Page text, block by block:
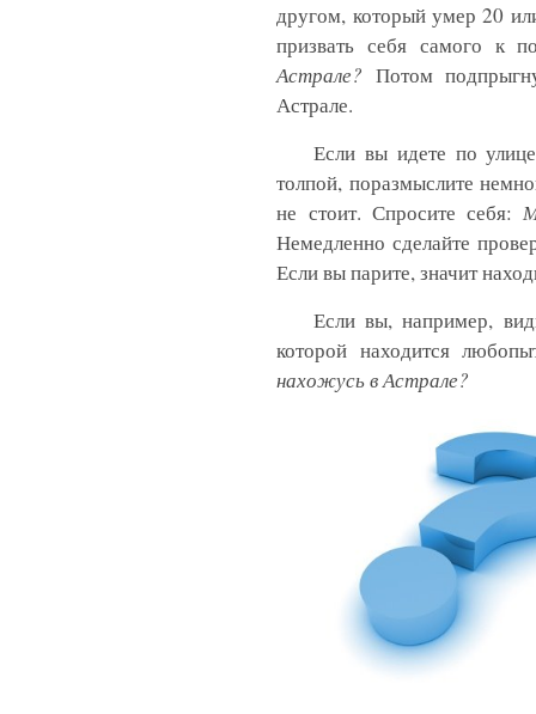
другом, который умер 20
призвать себя самого к
Астрале? Потом
Астрале.
Если вы идете по
толпой, поразмыслите
не стоит. Спросите себя:
Немедленно сделайте
Если вы парите, значит
Если вы, например,
которой находится
нахожусь в Астрале?